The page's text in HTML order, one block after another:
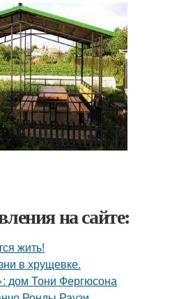
на сайте:
жить!
в хрущевке.
дом Тони Фергюсона